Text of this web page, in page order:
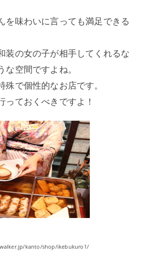
を味わいに言っても満足できる
装の女の子が相手してくれるな
な空間ですよね。
殊で個性的なお店です。
っておくべきですよ！
kanto/shop/ikebukuro1/